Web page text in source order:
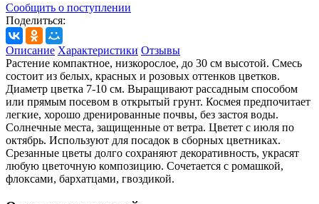
Сообщить о поступлении
Поделиться:
Описание Характеристики Отзывы
Растение компактное, низкорослое, до 30 см высотой. Смесь
состоит из белых, красных и розовых оттенков цветков.
Диаметр цветка 7-10 см. Выращивают рассадным способом
или прямым посевом в открытый грунт. Космея предпочитает
легкие, хорошо дренированные почвы, без застоя воды.
Солнечные места, защищенные от ветра. Цветет с июля по
октябрь. Используют для посадок в сборных цветниках.
Срезанные цветы долго сохраняют декоративность, украсят
любую цветочную композицию. Сочетается с ромашкой,
флоксами, бархатцами, гвоздикой.